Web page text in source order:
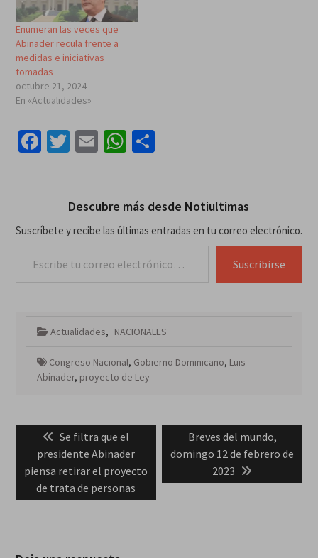
Enumeran las veces que
Abinader recula frente a
medidas e iniciativas
tomadas
octubre 21, 2024
En «Actualidades»
Facebook
Twitter
EmailWhatsApp
Compartir
Descubre más desde Notiultimas
Suscríbete y recibe las últimas entradas en tu correo electrónico.
Suscribirse
Actualidades, NACIONALES
Congreso Nacional, Gobierno Dominicano, Luis
Abinader, proyecto de Ley
entradas
Previous
post:
Se filtra que el
presidente Abinader
piensa retirar el proyecto
de trata de personas
Next
post:
Breves del mundo,
domingo 12 de febrero de
2023